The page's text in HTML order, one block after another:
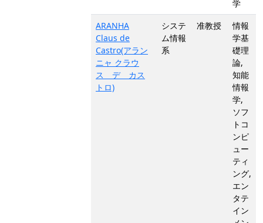
学
ARANHA
Claus de
Castro(アラン
ニャ クラウ
ス デ カス
トロ)
システ
ム情報
系
准教授
情報
学基
礎理
論,
知能
情報
学,
ソフ
トコ
ンピ
ュー
ティ
ング,
エン
タテ
イン